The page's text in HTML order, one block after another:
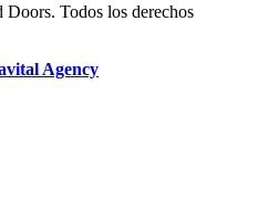
Todos los derechos
Agency